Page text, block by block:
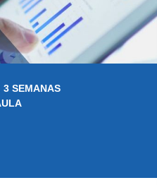
3 SEMANAS